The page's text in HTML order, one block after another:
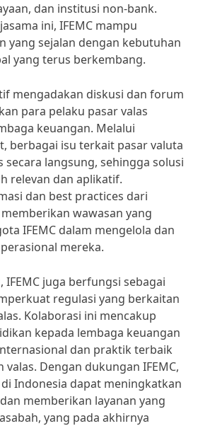
dan institusi non-bank.
ini, IFEMC mampu
yang sejalan dengan kebutuhan
yang terus berkembang.
mengadakan diskusi dan forum
para pelaku pasar valas
keuangan. Melalui
berbagai isu terkait pasar valuta
secara langsung, sehingga solusi
relevan dan aplikatif.
dan best practices dari
wawasan yang
IFEMC dalam mengelola dan
mereka.
juga berfungsi sebagai
regulasi yang berkaitan
Kolaborasi ini mencakup
kepada lembaga keuangan
dan praktik terbaik
Dengan dukungan IFEMC,
Indonesia dapat meningkatkan
memberikan layanan yang
yang pada akhirnya